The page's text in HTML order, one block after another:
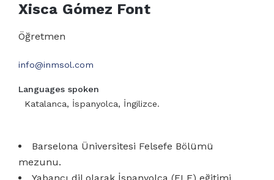
Xisca Gómez Font
Öğretmen
info@inmsol.com
Languages spoken
Katalanca, İspanyolca, İngilizce.
Barselona Üniversitesi Felsefe Bölümü
mezunu.